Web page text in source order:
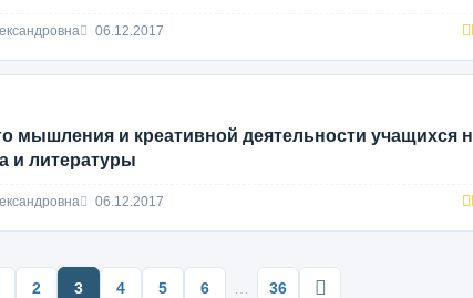
06.12.2017
мышления и креативной деятельности учащихся
и литературы
06.12.2017
2 3 4 5 6 36